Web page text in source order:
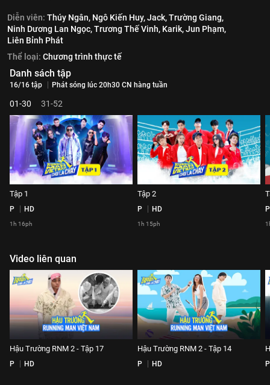
Diễn viên: Thúy Ngân, Ngô Kiến Huy,Jack,Trường Giang,
Ninh Dương Lan Ngọc,Trương Thế Vinh, Karik,Jun Phạm,
Liên Bỉnh Phát
Thể loại: Chương trình thực tế
Danh sách tập
16/16 tập Phát sóng lúc 20h30 CN hàng tuần
01-30 31-52
Tập 1
P HD
1h 16ph
Tập 2
P HD
1h 15ph
P
Video liên quan
Hậu Trường RNM 2 - Tập 17
P HD
Hậu Trường RNM 2 - Tập 14
P HD P